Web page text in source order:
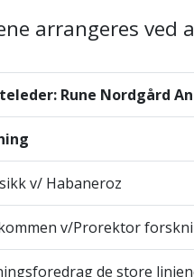
arrangeres ved
Rune Nordgård
v/ Habaneroz
v/Prorektor
de store